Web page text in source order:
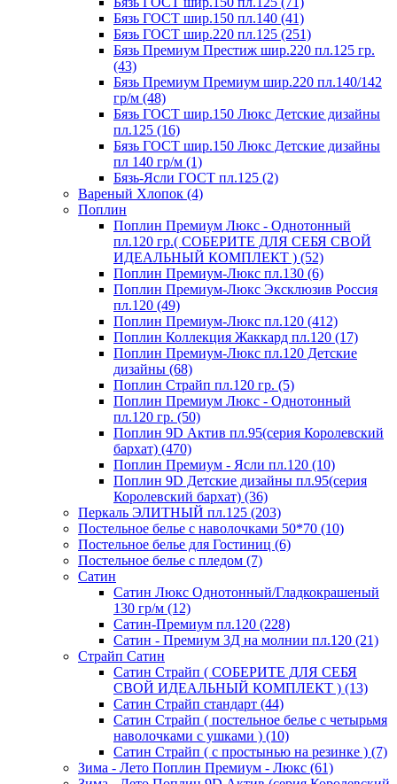
Бязь ГОСТ шир.150 пл.140 (41)
Бязь ГОСТ шир.220 пл.125 (251)
Бязь Премиум Престиж шир.220 пл.125 гр.
(43)
Бязь Премиум Премиум шир.220 пл.140/142
гр/м (48)
Бязь ГОСТ шир.150 Люкс Детские дизайны
пл.125 (16)
Бязь ГОСТ шир.150 Люкс Детские дизайны
пл 140 гр/м (1)
Бязь-Ясли ГОСТ пл.125 (2)
Вареный Хлопок (4)
Поплин
Поплин Премиум Люкс - Однотонный
пл.120 гр.( СОБЕРИТЕ ДЛЯ СЕБЯ СВОЙ
ИДЕАЛЬНЫЙ КОМПЛЕКТ ) (52)
Поплин Премиум-Люкс пл.130 (6)
Поплин Премиум-Люкс Эксклюзив Россия
пл.120 (49)
Поплин Премиум-Люкс пл.120 (412)
Поплин Коллекция Жаккард пл.120 (17)
Поплин Премиум-Люкс пл.120 Детские
дизайны (68)
Поплин Страйп пл.120 гр. (5)
Поплин Премиум Люкс - Однотонный
пл.120 гр. (50)
Поплин 9D Актив пл.95(серия Королевский
бархат) (470)
Поплин Премиум - Ясли пл.120 (10)
Поплин 9D Детские дизайны пл.95(серия
Королевский бархат) (36)
Перкаль ЭЛИТНЫЙ пл.125 (203)
Постельное белье с наволочками 50*70 (10)
Постельное белье для Гостиниц (6)
Постельное белье с пледом (7)
Сатин
Сатин Люкс Однотонный/Гладкокрашеный
130 гр/м (12)
Сатин-Премиум пл.120 (228)
Сатин - Премиум 3Д на молнии пл.120 (21)
Страйп Сатин
Сатин Страйп ( СОБЕРИТЕ ДЛЯ СЕБЯ
СВОЙ ИДЕАЛЬНЫЙ КОМПЛЕКТ ) (13)
Сатин Страйп стандарт (44)
Сатин Страйп ( постельное белье с четырьмя
наволочками с ушками ) (10)
Сатин Страйп ( с простынью на резинке ) (7)
Зима - Лето Поплин Премиум - Люкс (61)